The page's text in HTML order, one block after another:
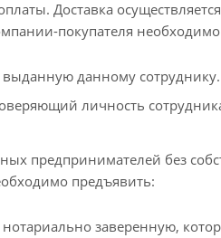
Доставка
покупателя
данному
личность
предпринимателей без
предъявить:
заверенную,